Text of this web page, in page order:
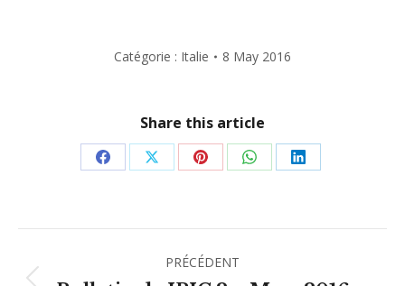
Catégorie : Italie 8 May 2016
Share this article
Partager
Facebook
Partager
X
Partager
Pinterest
Partager
WhatsApp
Partager
LinkedIn
NavigationPRÉCÉDENT